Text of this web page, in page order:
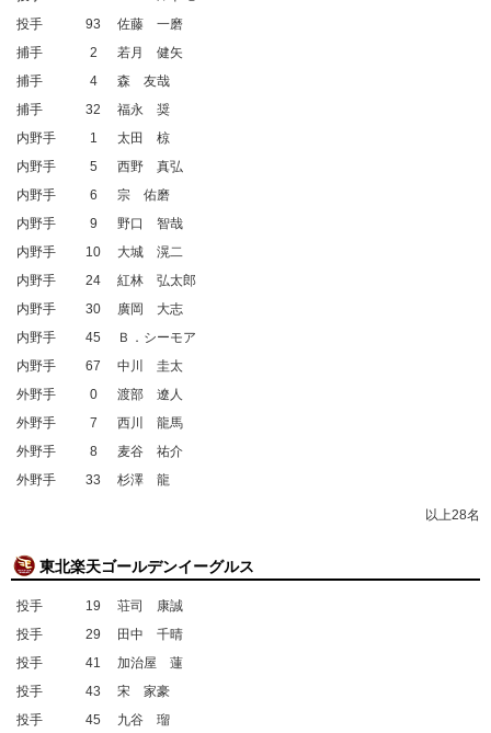
投手
93
佐藤 一磨
捕手
2
若月 健矢
捕手
4
森 友哉
捕手
32
福永 奨
内野手
1
太田 椋
内野手
5
西野 真弘
内野手
6
宗 佑磨
内野手
9
野口 智哉
内野手
10
大城 滉二
内野手
24
紅林 弘太郎
内野手
30
廣岡 大志
内野手
45
Ｂ．シーモア
内野手
67
中川 圭太
外野手
0
渡部 遼人
外野手
7
西川 龍馬
外野手
8
麦谷 祐介
外野手
33 杉澤 龍
以上28名
東北楽天ゴールデンイーグルス
投手 19
荘司 康誠
投手
29
田中 千晴
投手
41
加治屋 蓮
投手
43
宋 家豪
投手
45
九谷 瑠